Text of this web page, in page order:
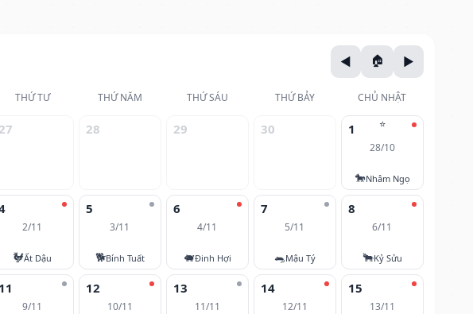
THỨ TƯ THỨ NĂM THỨ SÁU THỨ BẢY CHỦ NHẬT
27 28 29 30 ⭐
1
28/10
🐎Nhâm Ngọ
2/11
🐓Ất Dậu
5
3/11
🐕Bính Tuất
6
4/11
🐖Đinh Hợi
7
5/11
🐀Mậu Tý
8
6/11
🐂Kỷ Sửu
11
9/11
12
10/11
13
11/11
14
12/11
15
13/11